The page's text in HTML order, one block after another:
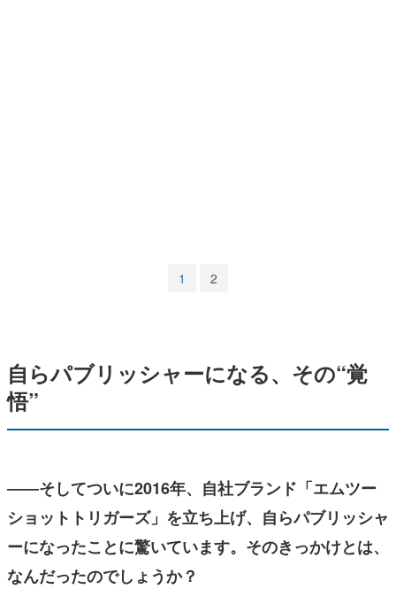
1 2
自らパブリッシャーになる、その“覚
悟”
――そしてついに2016年、自社ブランド「エムツー
ショットトリガーズ」を立ち上げ、自らパブリッシャ
ーになったことに驚いています。そのきっかけとは、
なんだったのでしょうか？